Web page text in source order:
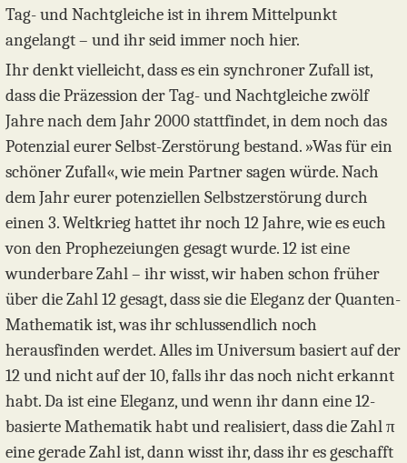
Tag- und Nachtgleiche ist in ihrem Mittelpunkt
angelangt – und ihr seid immer noch hier.
Ihr denkt vielleicht, dass es ein synchroner Zufall ist,
dass die Präzession der Tag- und Nachtgleiche zwölf
Jahre nach dem Jahr 2000 stattfindet, in dem noch das
Potenzial eurer Selbst-Zerstörung bestand. »Was für ein
schöner Zufall«, wie mein Partner sagen würde. Nach
dem Jahr eurer potenziellen Selbstzerstörung durch
einen 3. Weltkrieg hattet ihr noch 12 Jahre, wie es euch
von den Prophezeiungen gesagt wurde. 12 ist eine
wunderbare Zahl – ihr wisst, wir haben schon früher
über die Zahl 12 gesagt, dass sie die Eleganz der Quanten-
Mathematik ist, was ihr schlussendlich noch
herausfinden werdet. Alles im Universum basiert auf der
12 und nicht auf der 10, falls ihr das noch nicht erkannt
habt. Da ist eine Eleganz, und wenn ihr dann eine 12-
basierte Mathematik habt und realisiert, dass die Zahl π
eine gerade Zahl ist, dann wisst ihr, dass ihr es geschafft